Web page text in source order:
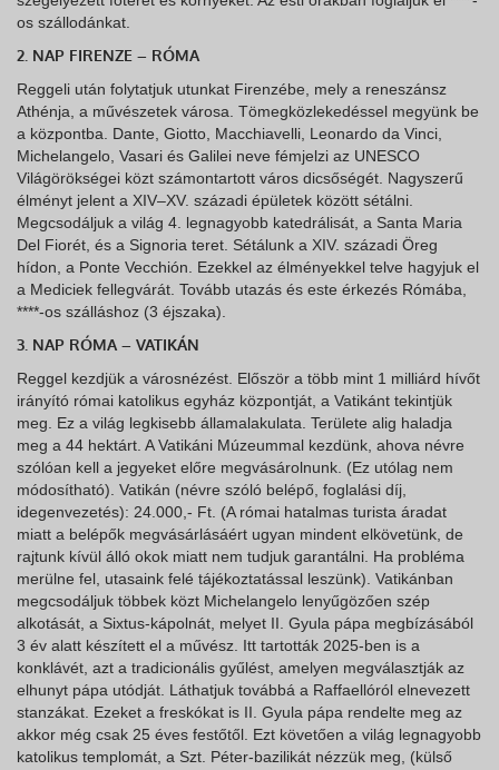
os szállodánkat.
2. NAP FIRENZE – RÓMA
Reggeli után folytatjuk utunkat Firenzébe, mely a reneszánsz
Athénja, a művészetek városa. Tömegközlekedéssel megyünk be
a központba. Dante, Giotto, Macchiavelli, Leonardo da Vinci,
Michelangelo, Vasari és Galilei neve fémjelzi az UNESCO
Világörökségei közt számontartott város dicsőségét. Nagyszerű
élményt jelent a XIV–XV. századi épületek között sétálni.
Megcsodáljuk a világ 4. legnagyobb katedrálisát, a Santa Maria
Del Fiorét, és a Signoria teret. Sétálunk a XIV. századi Öreg
hídon, a Ponte Vecchión. Ezekkel az élményekkel telve hagyjuk el
a Mediciek fellegvárát. Tovább utazás és este érkezés Rómába,
****-os szálláshoz (3 éjszaka).
3. NAP RÓMA – VATIKÁN
Reggel kezdjük a városnézést. Először a több mint 1 milliárd hívőt
irányító római katolikus egyház központját, a Vatikánt tekintjük
meg. Ez a világ legkisebb államalakulata. Területe alig haladja
meg a 44 hektárt. A Vatikáni Múzeummal kezdünk, ahova névre
szólóan kell a jegyeket előre megvásárolnunk. (Ez utólag nem
módosítható). Vatikán (névre szóló belépő, foglalási díj,
idegenvezetés): 24.000,- Ft. (A római hatalmas turista áradat
miatt a belépők megvásárlásáért ugyan mindent elkövetünk, de
rajtunk kívül álló okok miatt nem tudjuk garantálni. Ha probléma
merülne fel, utasaink felé tájékoztatással leszünk). Vatikánban
megcsodáljuk többek közt Michelangelo lenyűgözően szép
alkotását, a Sixtus-kápolnát, melyet II. Gyula pápa megbízásából
3 év alatt készített el a művész. Itt tartották 2025-ben is a
konklávét, azt a tradicionális gyűlést, amelyen megválasztják az
elhunyt pápa utódját. Láthatjuk továbbá a Raffaellóról elnevezett
stanzákat. Ezeket a freskókat is II. Gyula pápa rendelte meg az
akkor még csak 25 éves festőtől. Ezt követően a világ legnagyobb
katolikus templomát, a Szt. Péter-bazilikát nézzük meg, (külső